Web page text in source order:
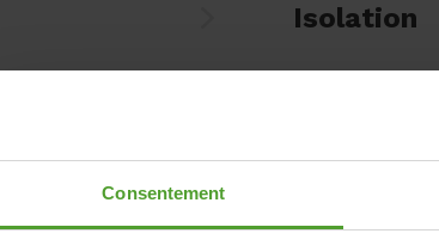
Consentement
Isolation